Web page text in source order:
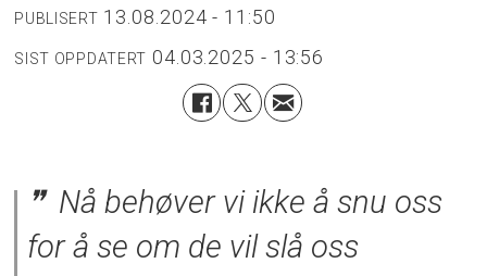
PUBLISERT 13.08.2024 - 11:50
SIST OPPDATERT 04.03.2025 - 13:56
Nå behøver vi ikke å snu oss
for å se om de vil slå oss